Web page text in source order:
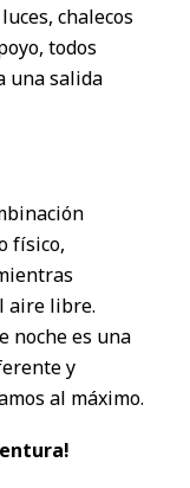
chalecos
todos
una salida
físico,
aire libre.
noche es una
y
al máximo.